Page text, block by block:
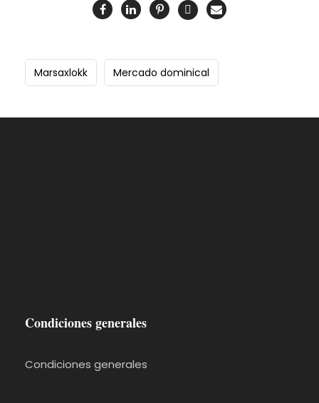
Marsaxlokk Mercado dominical
Condiciones generales
Condiciones generales